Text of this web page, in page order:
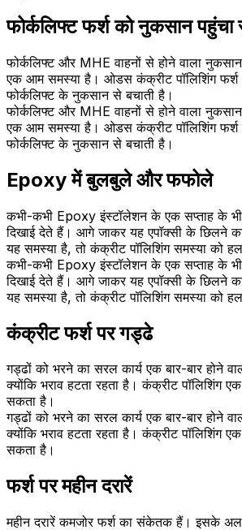
फोर्कलिफ्ट फर्श को नुकसान पहुंचा
फोर्कलिफ्ट और MHE वाहनों से होने वाला
एक आम समस्या है। ओडस कंक्रीट पॉलिशिंग फर्श
फोर्कलिफ्ट के नुकसान से बचाती है।
फोर्कलिफ्ट और MHE वाहनों से होने वाला
एक आम समस्या है। ओडस कंक्रीट पॉलिशिंग फर्श
फोर्कलिफ्ट के नुकसान से बचाती है।
Epoxy में बुलबुले और फफोले
कभी-कभी Epoxy इंस्टॉलेशन के एक सप्ताह के
दिखाई देते हैं। आगे जाकर यह एपॉक्सी के छिलने
यह समस्या है, तो कंक्रीट पॉलिशिंग समस्या को
कभी-कभी Epoxy इंस्टॉलेशन के एक सप्ताह के
दिखाई देते हैं। आगे जाकर यह एपॉक्सी के छिलने
यह समस्या है, तो कंक्रीट पॉलिशिंग समस्या को
कंक्रीट फर्श पर गड्ढे
गड्ढों को भरने का सरल कार्य एक बार-बार होने
क्योंकि भराव हटता रहता है। कंक्रीट पॉलिशिंग एक
सकता है।
गड्ढों को भरने का सरल कार्य एक बार-बार होने
क्योंकि भराव हटता रहता है। कंक्रीट पॉलिशिंग एक
सकता है।
फर्श पर महीन दरारें
महीन दरारें कमजोर फर्श का संकेतक हैं। इसके